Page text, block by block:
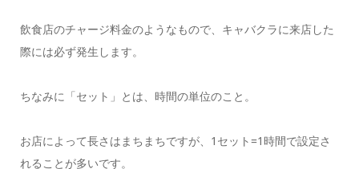
飲食店のチャージ料金のようなもので、キャバクラに来店した
際には必ず発生します。
ちなみに「セット」とは、時間の単位のこと。
お店によって長さはまちまちですが、1セット=1時間で設定さ
れることが多いです。